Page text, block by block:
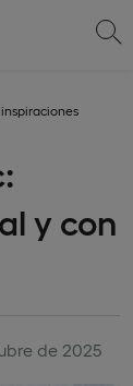
y con
de 2025